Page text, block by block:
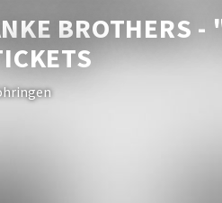
BROTHERS -